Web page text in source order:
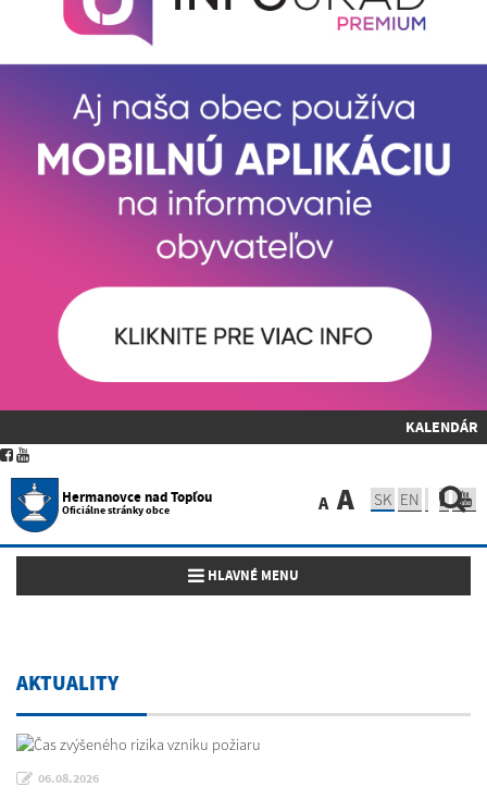
KALENDÁR
Hermanovce nad Topľou
Oficiálne stránky obce A A SK EN
Toggle navigation
HLAVNÉ MENU
AKTUALITY
06.08.2026